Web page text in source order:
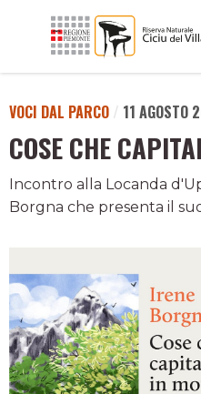
VOCI DAL PARCO / 11 AGOSTO
COSE CHE
Incontro alla Locanda
Borgna che presenta il